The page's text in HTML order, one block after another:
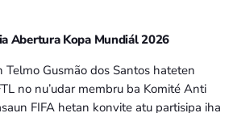
Abertura Kopa Mundiál 2026
Telmo Gusmão dos Santos hateten
no nu’udar membru ba Komité Anti
FIFA hetan konvite atu partisipa iha